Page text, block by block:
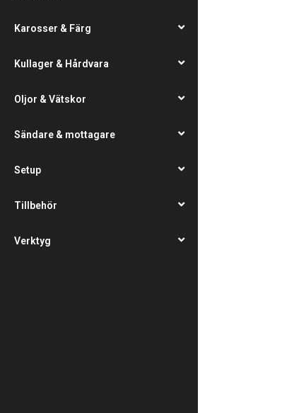
Karosser & Färg
Kullager & Hårdvara
Oljor & Vätskor
Sändare & mottagare
Setup
Tillbehör
Verktyg